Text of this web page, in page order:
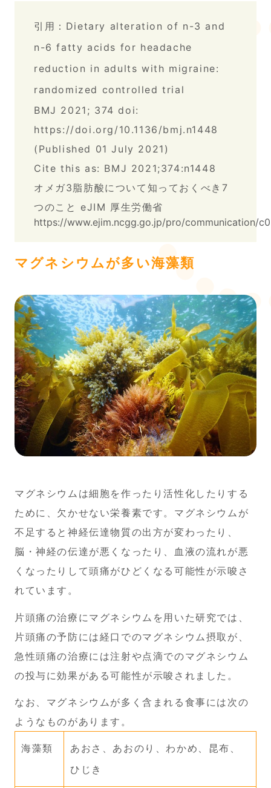
引用：Dietary alteration of n-3 and
n-6 fatty acids for headache
reduction in adults with migraine:
randomized controlled trial
BMJ 2021; 374 doi:
https://doi.org/10.1136/bmj.n1448
(Published 01 July 2021)
Cite this as: BMJ 2021;374:n1448
オメガ3脂肪酸について知っておくべき7
つのこと eJIM 厚生労働省
https://www.ejim.ncgg.go.jp/pro/communication/
マグネシウムが多い海藻類
マグネシウムは細胞を作ったり活性化したりする
ために、欠かせない栄養素です。マグネシウムが
不足すると神経伝達物質の出方が変わったり、
脳・神経の伝達が悪くなったり、血液の流れが悪
くなったりして頭痛がひどくなる可能性が示唆さ
れています。
片頭痛の治療にマグネシウムを用いた研究では、
片頭痛の予防には経口でのマグネシウム摂取が、
急性頭痛の治療には注射や点滴でのマグネシウム
の投与に効果がある可能性が示唆されました。
なお、マグネシウムが多く含まれる食事には次の
ようなものがあります。
海藻類
あおさ、あおのり、わかめ、昆布、
ひじき